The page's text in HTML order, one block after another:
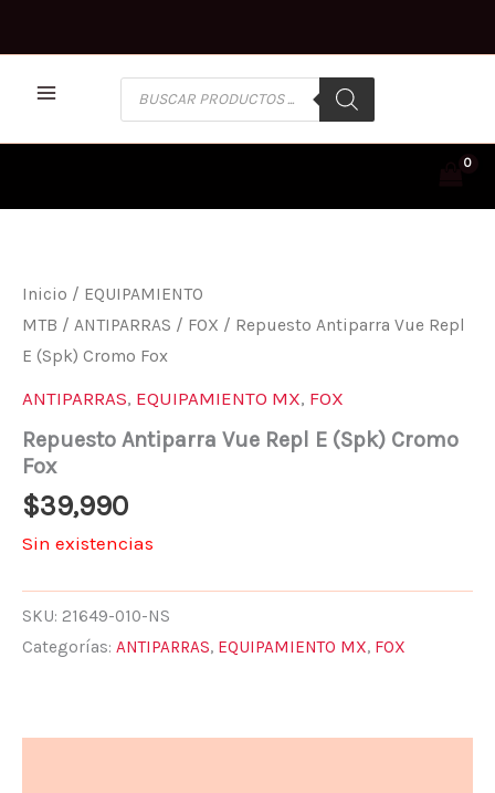
Inicio / EQUIPAMIENTO
MTB / ANTIPARRAS / FOX / Repuesto Antiparra Vue Repl
E (Spk) Cromo Fox
ANTIPARRAS, EQUIPAMIENTO MX, FOX
Repuesto Antiparra Vue Repl E (Spk) Cromo
Fox
$39,990
Sin existencias
SKU: 21649-010-NS
Categorías: ANTIPARRAS, EQUIPAMIENTO MX, FOX